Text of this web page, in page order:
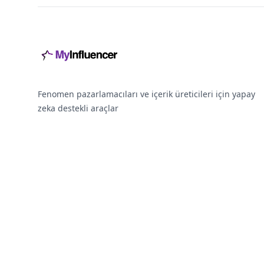
Fenomen pazarlamacıları ve içerik üreticileri için yapay
zeka destekli araçlar